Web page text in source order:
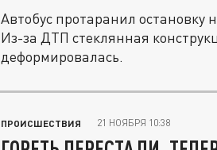
Автобус протаранил остановку
Из-за ДТП стеклянная
деформировалась.
ПРОИСШЕСТВИЯ 21 НОЯБРЯ 10:38